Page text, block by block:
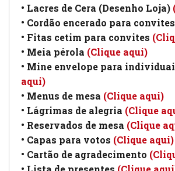
• Lacres de Cera (Desenho Loja)
• Cordão encerado para convites
• Fitas cetim para convites
• Meia pérola (Clique aqui)
• Mine envelope para
aqui)
• Menus de mesa (Clique aqui)
• Lágrimas de alegria (Clique
• Reservados de mesa (Clique
• Capas para votos (Clique aqui)
• Cartão de agradecimento